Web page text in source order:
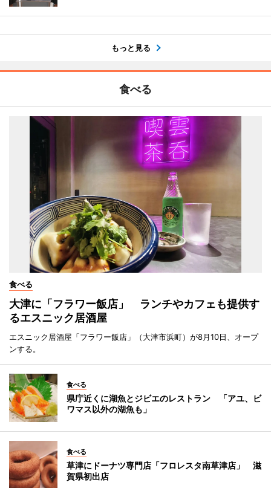
もっと見る
食べる
食べる
大津に「フラワー飯店」 ランチやカフェも提供す
るエスニック居酒屋
エスニック居酒屋「フラワー飯店」（大津市浜町）が8月10日、オープ
ンする。
食べる
県庁近くに湖魚とジビエのレストラン 「アユ、ビ
ワマス以外の湖魚も」
食べる
草津にドーナツ専門店「フロレスタ南草津店」 滋
賀県初出店